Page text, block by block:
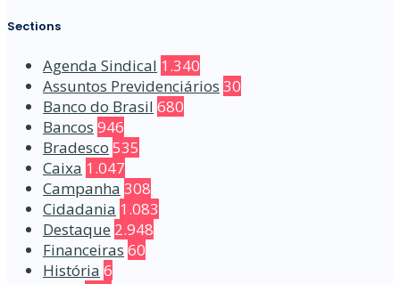
Sections
Agenda Sindical 1.340
Assuntos Previdenciários 30
Banco do Brasil 680
Bancos 946
Bradesco 535
Caixa 1.047
Campanha 308
Cidadania 1.083
Destaque 2.948
Financeiras 60
História 6